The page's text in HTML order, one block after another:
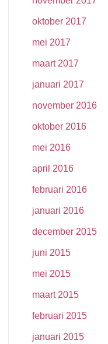
oktober 2017
mei 2017
maart 2017
januari 2017
november 2016
oktober 2016
mei 2016
april 2016
februari 2016
januari 2016
december 2015
juni 2015
mei 2015
maart 2015
februari 2015
januari 2015